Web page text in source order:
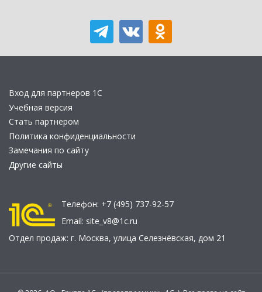
Вход для партнеров 1С
Учебная версия
Стать партнером
Политика конфиденциальности
Замечания по сайту
Другие сайты
Телефон: +7 (495) 737-92-57
Email: site_v8@1c.ru
Отдел продаж: г. Москва, улица Селезнёвская, дом 21